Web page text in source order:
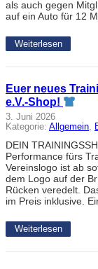
als auch gegen
auf ein Auto für 12
Weiterlesen
Euer neues
e.V.-Shop!
3. Juni 2026
Kategorie: Allgemein,
DEIN
Performance fürs
Vereinslogo ist ab
dem Logo auf der
Rücken veredelt.
im Preis inklusive.
Weiterlesen